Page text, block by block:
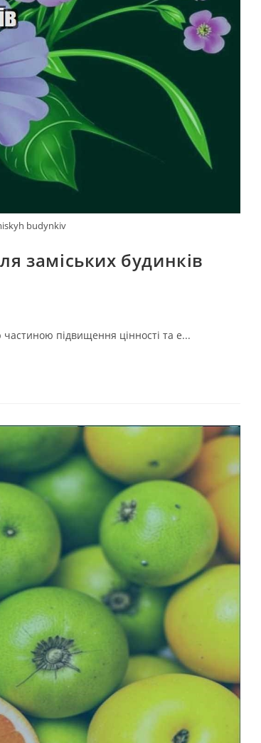
budynkiv
заміських будинків
підвищення цінності та е...